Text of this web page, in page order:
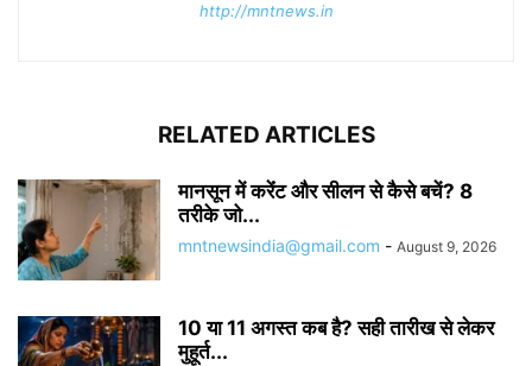
http://mntnews.in
RELATED ARTICLES
मानसून में करेंंट और सीलन से कैसे बचें? 8
तरीके जो...
mntnewsindia@gmail.com - August 9, 2026
10 या 11 अगस्त कब है? सही तारीख से लेकर
मुहूर्त...